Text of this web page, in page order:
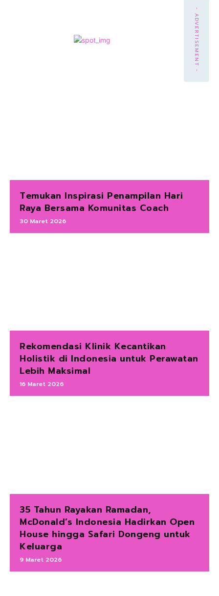
- ADVERTISEMENT -
Temukan Inspirasi Penampilan Hari
Raya Bersama Komunitas Coach
30 Maret 2026
Rekomendasi Klinik Kecantikan
Holistik di Indonesia untuk Perawatan
Lebih Maksimal
16 Maret 2026
35 Tahun Rayakan Ramadan,
McDonald’s Indonesia Hadirkan Open
House hingga Safari Dongeng untuk
Keluarga
9 Maret 2026